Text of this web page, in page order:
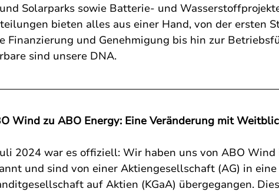
Solarparks sowie Batterie- und
bieten alles aus einer Hand, von der ersten
Finanzierung und Genehmigung bis hin zur
sind unsere DNA.
Wind zu ABO Energy: Eine Veränderung mit
2024 war es offiziell: Wir haben uns von ABO Wind
und sind von einer Aktiengesellschaft (AG) in eine
auf Aktien (KGaA) übergegangen.